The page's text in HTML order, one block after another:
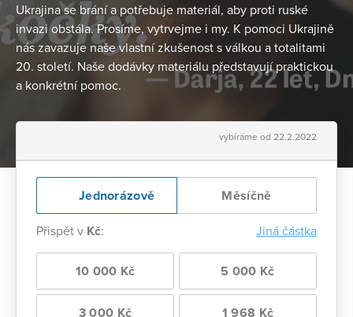
Ukrajina se brání a potřebuje materiál, aby proti ruské
invazi obstála. Prosíme, vytrvejme i my. K pomoci Ukrajině
nás zavazuje naše vlastní zkušenost s válkou a totalitami
20. století. Naše dodávky materiálu představují praktickou
a konkrétní pomoc.
vybíráme od 22.2.2022
Jednorázově Měsíčně
Přispět v Kč: Jiná částka
10 000 Kč 5 000 Kč
3 000 Kč 1 968 Kč